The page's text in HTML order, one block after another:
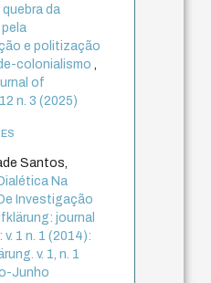
da
e politização
colonialismo,
of
n. 3 (2025)
Santos,
Na
Investigação
journal
1 n. 1 (2014):
v. 1, n. 1
Junho